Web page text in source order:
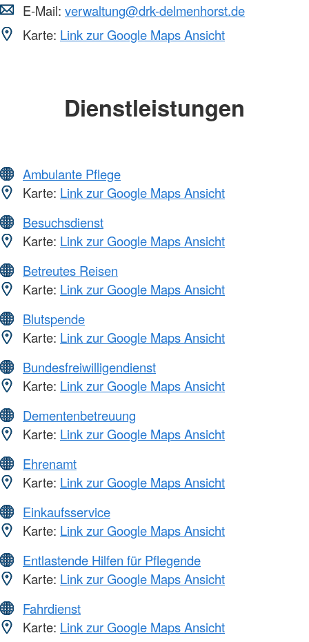
E-Mail: verwaltung@drk-delmenhorst.de
Karte: Link zur Google Maps Ansicht
Dienstleistungen
Ambulante Pflege
Karte: Link zur Google Maps Ansicht
Besuchsdienst
Karte: Link zur Google Maps Ansicht
Betreutes Reisen
Karte: Link zur Google Maps Ansicht
Blutspende
Karte: Link zur Google Maps Ansicht
Bundesfreiwilligendienst
Karte: Link zur Google Maps Ansicht
Dementenbetreuung
Karte: Link zur Google Maps Ansicht
Ehrenamt
Karte: Link zur Google Maps Ansicht
Einkaufsservice
Karte: Link zur Google Maps Ansicht
Entlastende Hilfen für Pflegende
Karte: Link zur Google Maps Ansicht
Fahrdienst
Karte: Link zur Google Maps Ansicht